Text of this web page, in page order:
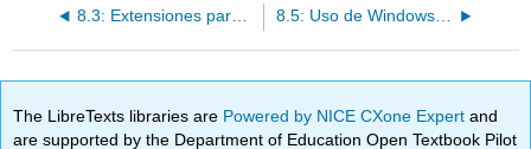
8.3: Extensiones para archivos de música 8.5: Uso de Windows Photos
The LibreTexts libraries are Powered by NICE CXone Expertand
are supported by the Department of Education Open Textbook Pilot